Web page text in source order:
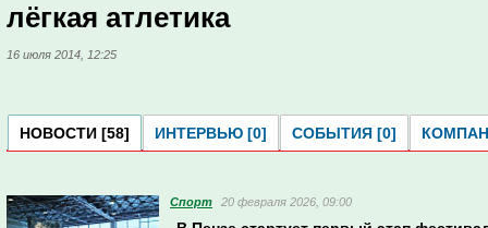
лёгкая атлетика
16 июля 2014, 12:25
НОВОСТИ [58] ИНТЕРВЬЮ [0] СОБЫТИЯ [0]
Спорт 20 февраля 2026, 09:00